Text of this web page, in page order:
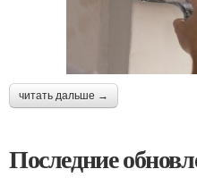
читать дальше →
Последние